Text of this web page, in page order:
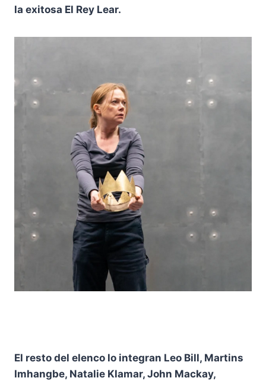
la exitosa El Rey Lear.
El resto del elenco lo integran Leo Bill, Martins
Imhangbe, Natalie Klamar, John Mackay,